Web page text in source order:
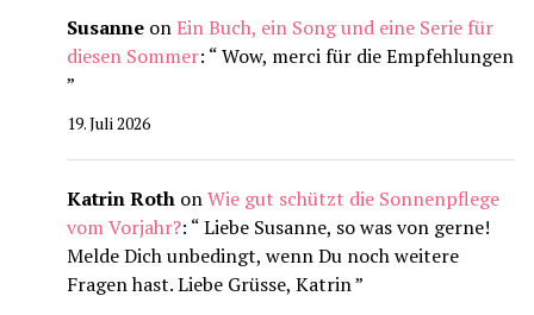
Susanne onEin Buch, ein Song und eine Serie für
diesen Sommer: “Wow, merci für die Empfehlungen
”
19. Juli 2026
Katrin Roth onWie gut schützt die Sonnenpflege
vom Vorjahr?: “Liebe Susanne, so was von gerne!
Melde Dich unbedingt, wenn Du noch weitere
Fragen hast. Liebe Grüsse, Katrin”